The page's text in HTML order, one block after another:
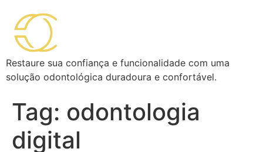
Restaure sua confiança e funcionalidade com uma
solução odontológica duradoura e confortável.
Tag: odontologia
digital